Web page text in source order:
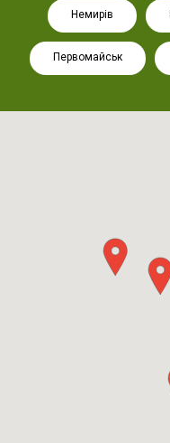
Немирів
Первомайськ